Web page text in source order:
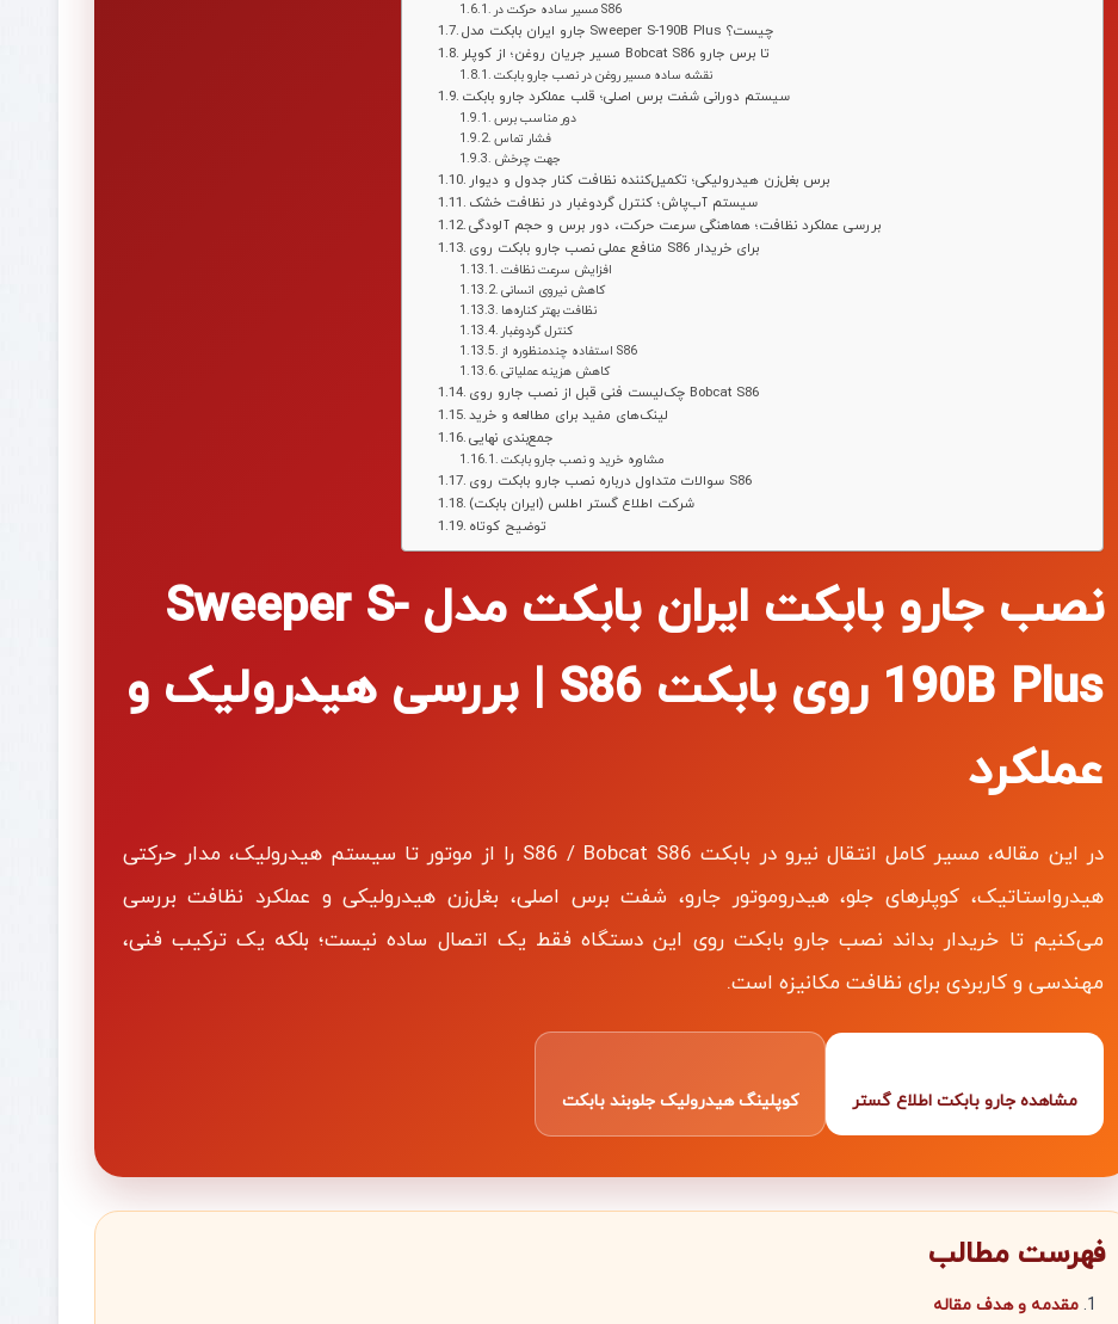
مسیر ساده حرکت در S86
جارو ایران بابکت مدل Sweeper S-190B Plus چیست؟
مسیر جریان روغن؛ از کوپلر Bobcat S86 تا برس جارو
نقشه ساده مسیر روغن در نصب جارو بابکت
سیستم دورانی شفت برس اصلی؛ قلب عملکرد جارو بابکت
دور مناسب برس
فشار تماس
جهت چرخش
برس بغل‌زن هیدرولیکی؛ تکمیل‌کننده نظافت کنار جدول و دیوار
سیستم آب‌پاش؛ کنترل گردوغبار در نظافت خشک
بررسی عملکرد نظافت؛ هماهنگی سرعت حرکت، دور برس و حجم آلودگی
منافع عملی نصب جارو بابکت روی S86 برای خریدار
افزایش سرعت نظافت
کاهش نیروی انسانی
نظافت بهتر کناره‌ها
کنترل گردوغبار
استفاده چندمنظوره از S86
کاهش هزینه عملیاتی
چک‌لیست فنی قبل از نصب جارو روی Bobcat S86
لینک‌های مفید برای مطالعه و خرید
جمع‌بندی نهایی
مشاوره خرید و نصب جارو بابکت
سوالات متداول درباره نصب جارو بابکت روی S86
شرکت اطلاع گستر اطلس (ایران بابکت)
توضیح کوتاه
نصب جارو بابکت ایران بابکت مدل Sweeper S-
190B Plus روی بابکت S86 | بررسی هیدرولیک و
عملکرد
در این مقاله، مسیر کامل انتقال نیرو در بابکت S86 / Bobcat S86 را از موتور تا سیستم هیدرولیک، مدار حرکتی
هیدرواستاتیک، کوپلرهای جلو، هیدروموتور جارو، شفت برس اصلی، بغل‌زن هیدرولیکی و عملکرد نظافت بررسی
می‌کنیم تا خریدار بداند نصب جارو بابکت روی این دستگاه فقط یک اتصال ساده نیست؛ بلکه یک ترکیب فنی،
مهندسی و کاربردی برای نظافت مکانیزه است.
مشاهده جارو بابکت اطلاع گستر کوپلینگ هیدرولیک جلوبند بابکت
فهرست مطالب
مقدمه و هدف مقاله